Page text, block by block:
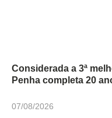
Considerada a 3ª
Penha completa 20
07/08/2026